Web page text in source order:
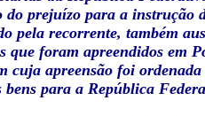
do prejuízo para a instrução
pela recorrente, também
que foram apreendidos em
cuja apreensão foi
para a República